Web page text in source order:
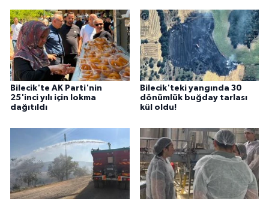
Bilecik'te AK Parti'nin
25'inci yılı için lokma
dağıtıldı
Bilecik'teki yangında 30
dönümlük buğday tarlası
kül oldu!